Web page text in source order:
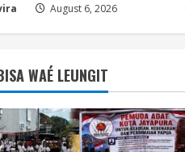
August 6, 2026
WAÉ LEUNGIT